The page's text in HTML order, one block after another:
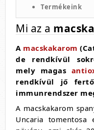
Termékeink
Mi az a
A macskakarom
de rendkívül
mely magas
rendkívül jő
immunrendszer
A macskakarom
Uncaria tomentosa